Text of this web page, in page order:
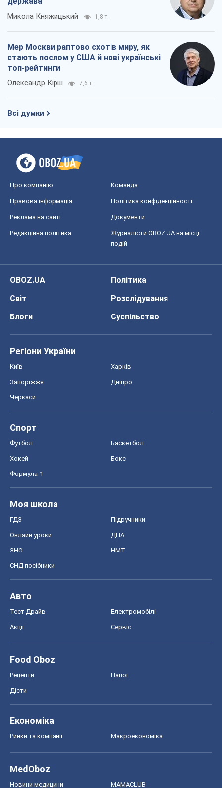
Микола Княжицький 1,8 т.
Мер Москви раптово схотів миру, як
стають послом у США й нові українські
топ-рейтинги
Олександр Кірш 7,6 т.
Всі думки
Про компанію Команда
Правова інформація Політика конфіденційності
Реклама на сайті Документи
Редакційна політика
Журналісти OBOZ.UA на місці
подій
OBOZ.UA
Політика
Світ
Розслідування
Блоги
Суспільство
Регіони України
Київ Харків
Запоріжжя Дніпро
Черкаси
Спорт
Футбол Баскетбол
Хокей Бокс
Формула-1
Моя школа
ГДЗ Підручники
Онлайн уроки ДПА
ЗНО НМТ
СНД посібники
Авто
Тест Драйв Електромобілі
Акції Сервіс
Food Oboz
Рецепти Напої
Дієти
Економіка
Ринки та компанії Макроекономіка
MedOboz
Новини медицини MAMACLUB